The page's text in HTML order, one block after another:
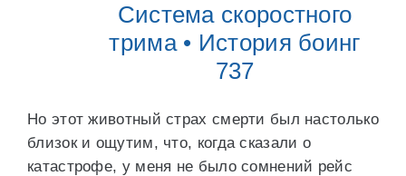
Система скоростного
трима • История боинг
737
Но этот животный страх смерти был настолько
близок и ощутим, что, когда сказали о
катастрофе, у меня не было сомнений рейс